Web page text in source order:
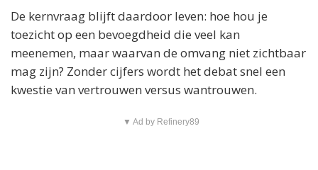
De kernvraag blijft daardoor leven: hoe hou je
toezicht op een bevoegdheid die veel kan
meenemen, maar waarvan de omvang niet zichtbaar
mag zijn? Zonder cijfers wordt het debat snel een
kwestie van vertrouwen versus wantrouwen.
▼ Ad by Refinery89